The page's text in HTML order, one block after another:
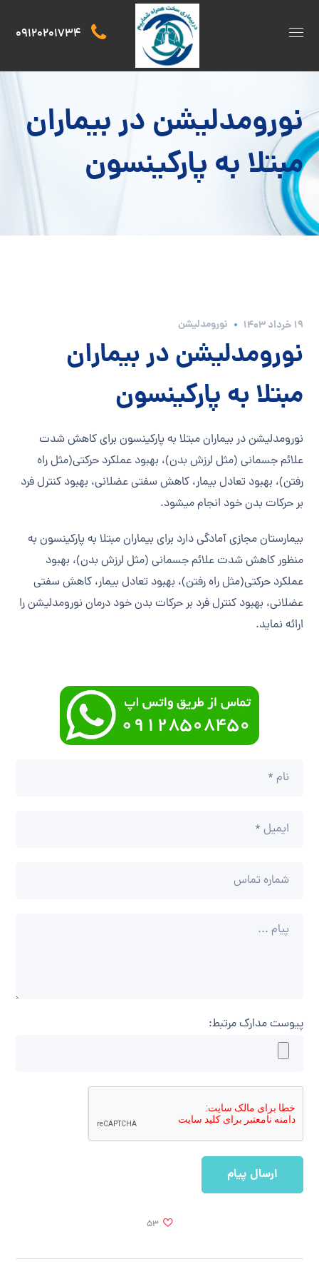
09120201734
نورومدلیشن در بیماران
مبتلا به پارکینسون
۱۹ خرداد ۱۴۰۳ نورومدلیشن
نورومدلیشن در بیماران
مبتلا به پارکینسون
نورومدلیشن در بیماران مبتلا به پارکینسون برای کاهش شدت
علائم جسمانی (مثل لرزش بدن)، بهبود عملکرد حرکتی(مثل راه
رفتن)، بهبود تعادل بیمار، کاهش سفتی عضلانی، بهبود کنترل فرد
بر حرکات بدن خود انجام میشود.
بیمارستان مجازی آمادگی دارد برای بیماران مبتلا به پارکینسون به
منظور کاهش شدت علائم جسمانی (مثل لرزش بدن)، بهبود
عملکرد حرکتی(مثل راه رفتن)، بهبود تعادل بیمار، کاهش سفتی
عضلانی، بهبود کنترل فرد بر حرکات بدن خود درمان نورومدلیشن را
ارائه نماید.
پیوست مدارک مرتبط:
53